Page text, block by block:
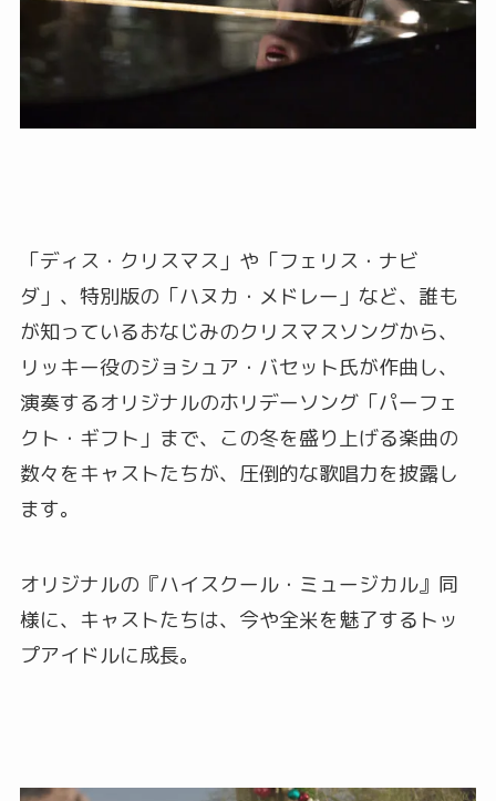
「ディス・クリスマス」や「フェリス・ナビ
ダ」、特別版の「ハヌカ・メドレー」など、誰も
が知っているおなじみのクリスマスソングから、
リッキー役のジョシュア・バセット氏が作曲し、
演奏するオリジナルのホリデーソング「パーフェ
クト・ギフト」まで、この冬を盛り上げる楽曲の
数々をキャストたちが、圧倒的な歌唱力を披露し
ます。
オリジナルの『ハイスクール・ミュージカル』同
様に、キャストたちは、今や全米を魅了するトッ
プアイドルに成長。